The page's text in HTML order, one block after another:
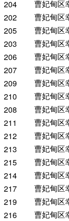
204
曹妃甸区
202
曹妃甸区
205
曹妃甸区
203
曹妃甸区
206
曹妃甸区
207
曹妃甸区
209
曹妃甸区
210
曹妃甸区
208
曹妃甸区
211
曹妃甸区
212
曹妃甸区
213
曹妃甸区
215
曹妃甸区
214
曹妃甸区
217
曹妃甸区
219
曹妃甸区
216
曹妃甸区